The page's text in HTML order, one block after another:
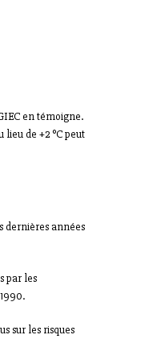
en témoigne.
de +2 °C peut
dernières années
par les
sur les risques